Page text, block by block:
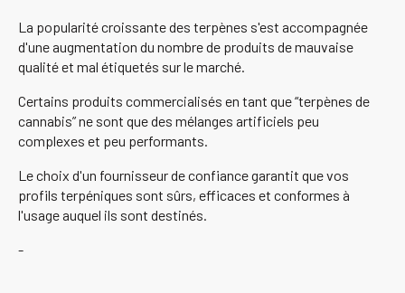
La popularité croissante des terpènes s'est accompagnée
d'une augmentation du nombre de produits de mauvaise
qualité et mal étiquetés sur le marché.
Certains produits commercialisés en tant que “terpènes de
cannabis” ne sont que des mélanges artificiels peu
complexes et peu performants.
Le choix d'un fournisseur de confiance garantit que vos
profils terpéniques sont sûrs, efficaces et conformes à
l'usage auquel ils sont destinés.
-